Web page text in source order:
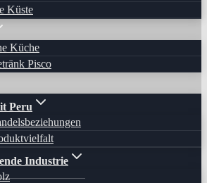
Küste
Küche
Pisco
Peru
Industrie